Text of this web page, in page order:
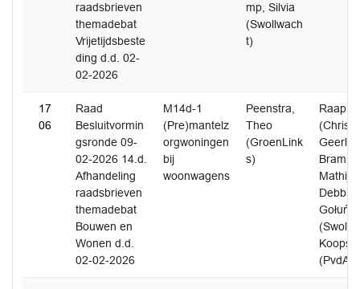
raadsbrieven
themadebat
Vrijetijdsbeste
ding d.d. 02-
02-2026
mp, Silvia
(Swollwach
t)
17
06
Raad
Besluitvormin
gsronde 09-
02-2026 14.d.
Afhandeling
raadsbrieven
themadebat
Bouwen en
Wonen d.d.
02-02-2026
M14d-1
(Pre)mantelz
orgwoningen
bij
woonwagens
Peenstra,
Theo
(GroenLink
s)
Raap,
Debbie
Koops,
(PvdA)